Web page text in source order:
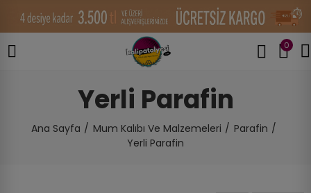
0
Yerli Parafin
Ana Sayfa Mum Kalıbı Ve Malzemeleri
Parafin
Yerli Parafin